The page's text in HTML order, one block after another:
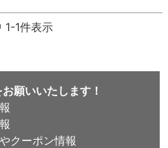
1-1件表示
願いいたします！
クーポン情報
ー）
おすすめ）